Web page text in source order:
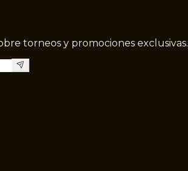
torneos y promociones exclusivas.